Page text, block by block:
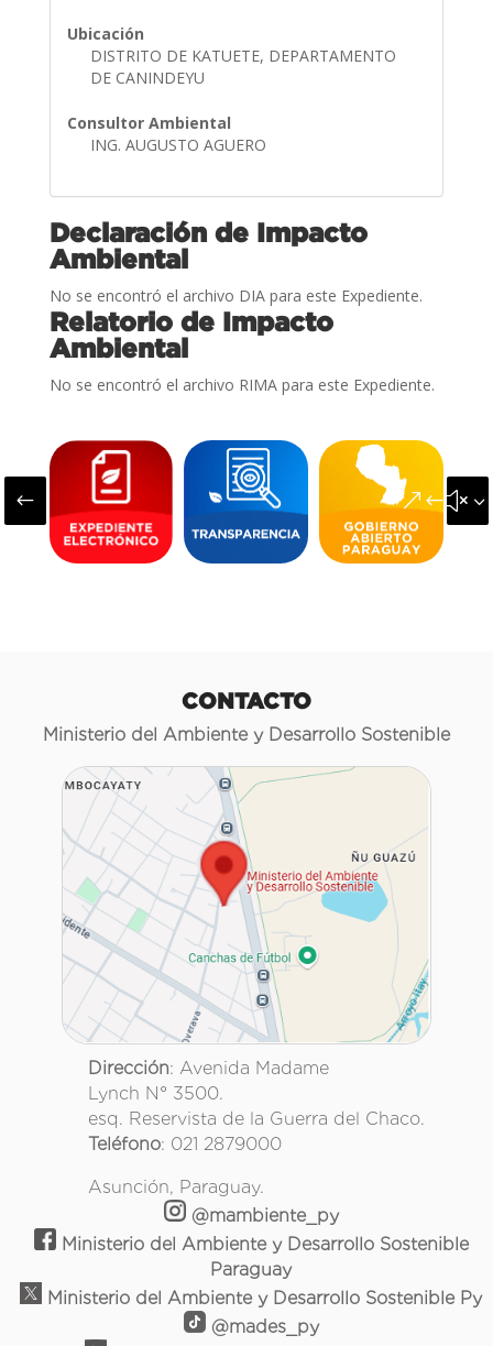
Ubicación
DISTRITO DE KATUETE, DEPARTAMENTO
DE CANINDEYU
Consultor Ambiental
ING. AUGUSTO AGUERO
Declaración de Impacto
Ambiental
No se encontró el archivo DIA para este Expediente.
Relatorio de Impacto
Ambiental
No se encontró el archivo RIMA para este Expediente.
#
CONTACTO
Ministerio del Ambiente y Desarrollo Sostenible
Dirección: Avenida Madame
Lynch N° 3500.
esq. Reservista de la Guerra del Chaco.
Teléfono: 021 2879000
Asunción, Paraguay.
@mambiente_py
Ministerio del Ambiente y Desarrollo Sostenible
Paraguay
Ministerio del Ambiente y Desarrollo Sostenible Py
@mades_py